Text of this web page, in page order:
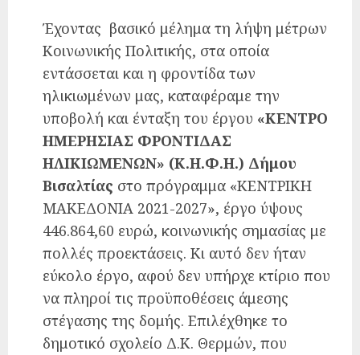
Έχοντας βασικό μέλημα τη λήψη μέτρων
Κοινωνικής Πολιτικής, στα οποία
εντάσσεται και η φροντίδα των
ηλικιωμένων μας, καταφέραμε την
υποβολή και ένταξη του έργου «ΚΕΝΤΡΟ
ΗΜΕΡΗΣΙΑΣ ΦΡΟΝΤΙΔΑΣ
ΗΛΙΚΙΩΜΕΝΩΝ» (Κ.Η.Φ.Η.) Δήμου
Βισαλτίας στο πρόγραμμα «ΚΕΝΤΡΙΚΗ
ΜΑΚΕΔΟΝΙΑ 2021-2027», έργο ύψους
446.864,60 ευρώ, κοινωνικής σημασίας με
πολλές προεκτάσεις. Κι αυτό δεν ήταν
εύκολο έργο, αφού δεν υπήρχε κτίριο που
να πληροί τις προϋποθέσεις άμεσης
στέγασης της δομής. Επιλέχθηκε το
δημοτικό σχολείο Δ.Κ. Θερμών, που